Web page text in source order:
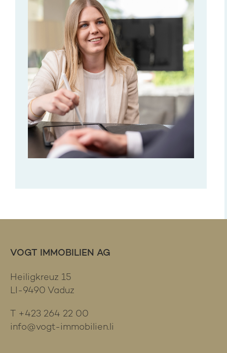
VOGT IMMOBILIEN AG
Heiligkreuz 15
LI-9490 Vaduz
T
+423 264 22 00
info@vogt-immobilien.li